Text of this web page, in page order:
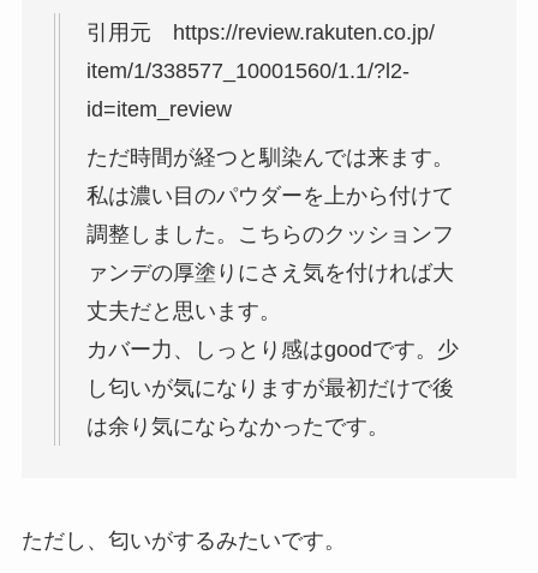
引用元 https://review.rakuten.co.jp/
item/1/338577_10001560/1.1/?l2-
id=item_review
ただ時間が経つと馴染んでは来ます。
私は濃い目のパウダーを上から付けて
調整しました。こちらのクッションフ
ァンデの厚塗りにさえ気を付ければ大
丈夫だと思います。
カバー力、しっとり感はgoodです。少
し匂いが気になりますが最初だけで後
は余り気にならなかったです。
ただし、匂いがするみたいです。